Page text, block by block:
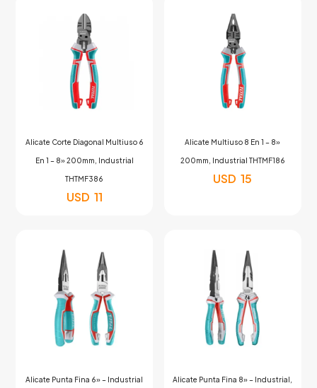
Alicate Corte Diagonal Multiuso 6
En 1 – 8» 200mm, Industrial
THTMF386
USD 11
Alicate Multiuso 8 En 1 – 8»
200mm, Industrial THTMF186
USD 15
Alicate Punta Fina 6» – Industrial Alicate Punta Fina 8» – Industrial,